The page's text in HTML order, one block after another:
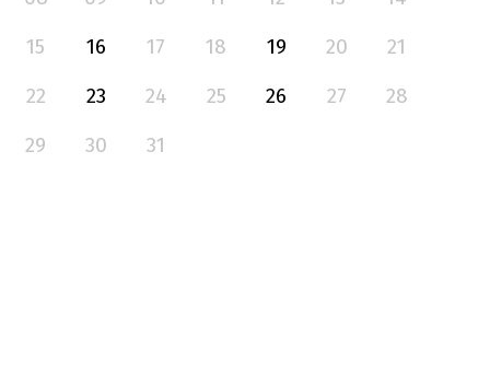
15
16 17 18 19 20
21
22
23 24 25 26 27
28
29
30 31